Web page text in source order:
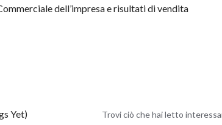
dell’impresa e risultati di vendita
Yet) Trovi ciò che hai letto